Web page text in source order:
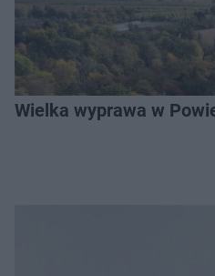
Wielka wyprawa w